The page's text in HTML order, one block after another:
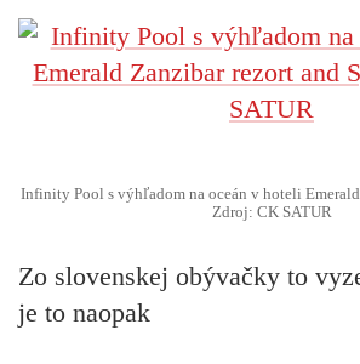
Infinity Pool s výhľadom na oceán v hoteli Emerald
Zdroj: CK SATUR
Zo slovenskej obývačky to
je to naopak